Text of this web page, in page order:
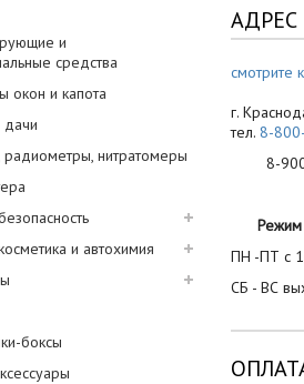
и
средства
окон и капота
нитратомеры
и автохимия
боксы
АДРЕС
смотрите
г.
тел. 8-
8-900-
ПН -ПТ с
СБ - ВС